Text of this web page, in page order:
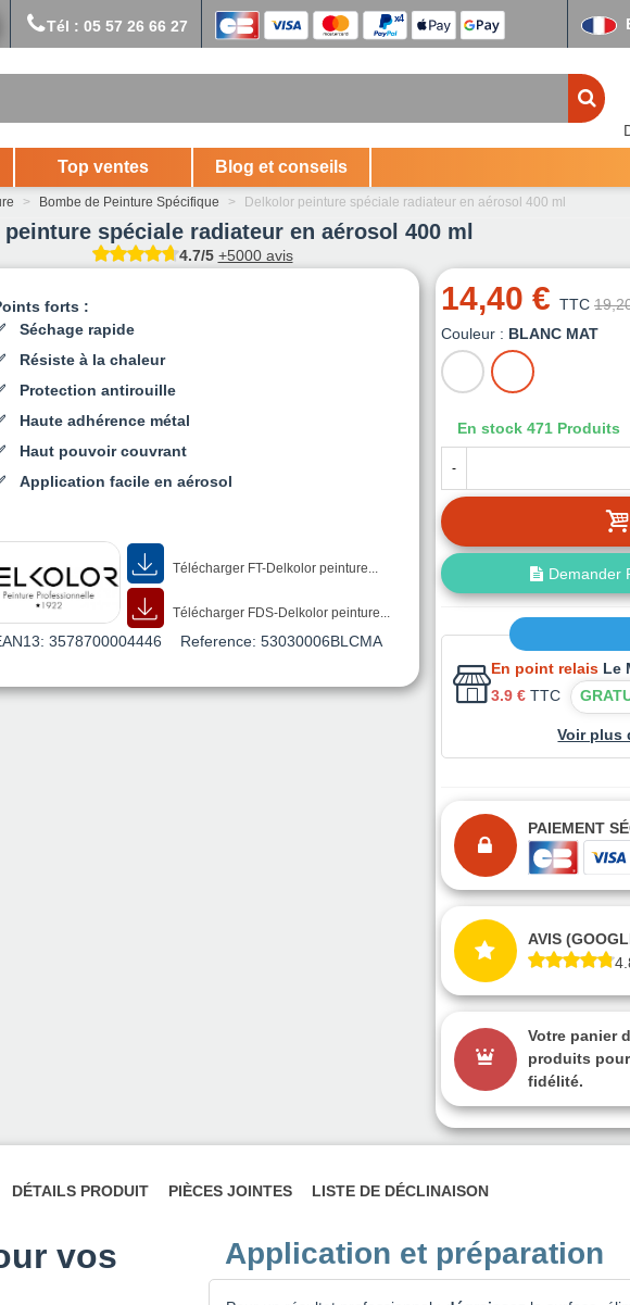
Tél : 05 57 26 66 27
Top ventes Blog et conseils
> Bombe de Peinture Spécifique > Delkolor peinture spéciale radiateur en aérosol 400 ml
spéciale radiateur en aérosol 400 ml
4.7/5 +5000 avis
forts :
Séchage rapide
Résiste à la chaleur
Protection antirouille
Haute adhérence métal
Haut pouvoir couvrant
Application facile en aérosol
Télécharger FT-Delkolor peinture...
Télécharger FDS-Delkolor peinture...
3578700004446 Reference: 53030006BLCMA
14,40 € TTC
Couleur : BLANC MAT
BLANCBLANC
MAT
En stock 471 Produits
-
Demander
En point relais Le
3.9 € TTC
Voir plus
PAIEMENT
AVIS
Votre panier
produits
fidélité.
DÉTAILS PRODUIT PIÈCES JOINTES LISTE DE DÉCLINAISON
vos
Application et préparation